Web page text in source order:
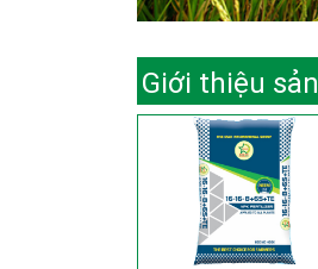
Giới thiệu sản
phẩm